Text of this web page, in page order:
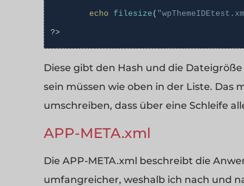
echo filesize (
?>
Diese gibt den Hash und die
sein müssen wie oben in der Liste. Das
umschreiben, dass über eine Schleife
APP-META.xml
Die APP-META.xml beschreibt die
umfangreicher, weshalb ich nach und